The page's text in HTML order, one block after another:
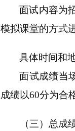
面试内容为
模拟课堂的方式
具体时间和
面试成绩当
成绩以60分为合
（三）总成绩